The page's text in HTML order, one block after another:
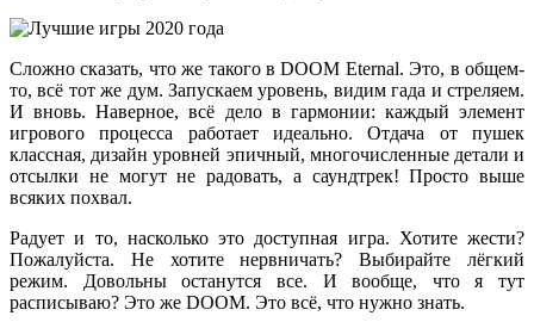
Сложно сказать, что же такого в DOOM Eternal. Это, в общем-
то, всё тот же дум. Запускаем уровень, видим гада и стреляем.
И вновь. Наверное, всё дело в гармонии: каждый элемент
игрового процесса работает идеально. Отдача от пушек
классная, дизайн уровней эпичный, многочисленные детали и
отсылки не могут не радовать, а саундтрек! Просто выше
всяких похвал.
Радует и то, насколько это доступная игра. Хотите жести?
Пожалуйста. Не хотите нервничать? Выбирайте лёгкий
режим. Довольны останутся все. И вообще, что я тут
расписываю? Это же DOOM. Это всё, что нужно знать.